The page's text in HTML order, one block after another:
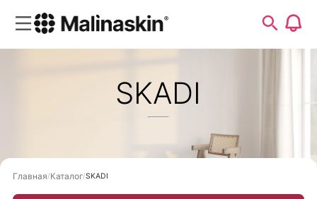
SKADI
Главная Каталог SKADI